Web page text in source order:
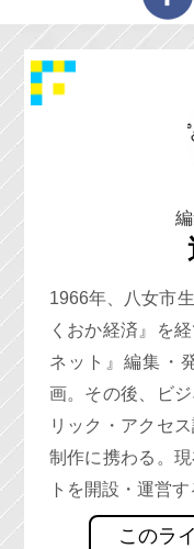
1966年、八女市
くおか経済』を
ネット』編集・
画。その後、ビ
リック・アクセ
制作に携わる。
トを開設・運営す
このラ